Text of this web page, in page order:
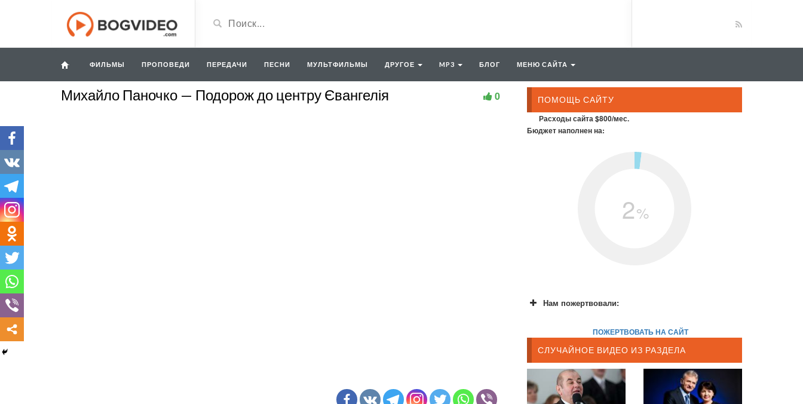
ФИЛЬМЫ ПРОПОВЕДИ ПЕРЕДАЧИ ПЕСНИ МУЛЬТФИЛЬМЫ ДРУГОЕ MP3 БЛОГ МЕНЮ САЙТА
Михайло Паночко — Подорож до центру Євангелія 0 ПОМОЩЬ САЙТУ
Расходы сайта $800/мес.
Бюджет наполнен на:
2%
Нам пожертвовали:
ПОЖЕРТВОВАТЬ НА САЙТ
СЛУЧАЙНОЕ ВИДЕО ИЗ РАЗДЕЛА